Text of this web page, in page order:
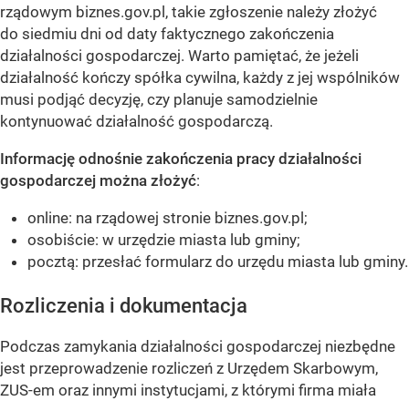
rządowym biznes.gov.pl, takie zgłoszenie należy złożyć
do siedmiu dni od daty faktycznego zakończenia
działalności gospodarczej. Warto pamiętać, że jeżeli
działalność kończy spółka cywilna, każdy z jej wspólników
musi podjąć decyzję, czy planuje samodzielnie
kontynuować działalność gospodarczą.
Informację odnośnie zakończenia pracy działalności
gospodarczej można złożyć:
online: na rządowej stronie biznes.gov.pl;
osobiście: w urzędzie miasta lub gminy;
pocztą: przesłać formularz do urzędu miasta lub gminy.
Rozliczenia i dokumentacja
Podczas zamykania działalności gospodarczej niezbędne
jest przeprowadzenie rozliczeń z Urzędem Skarbowym,
ZUS-em oraz innymi instytucjami, z którymi firma miała